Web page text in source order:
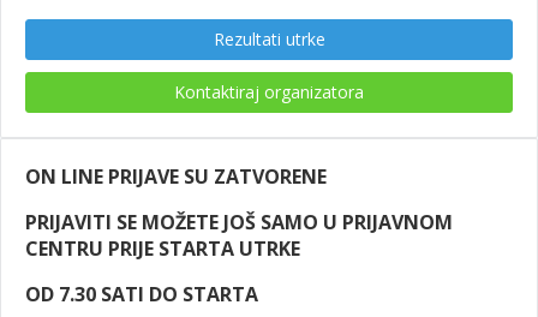
Rezultati utrke
Kontaktiraj organizatora
ON LINE PRIJAVE SU ZATVORENE
PRIJAVITI SE MOŽETE JOŠ SAMO U PRIJAVNOM
CENTRU PRIJE STARTA UTRKE
OD 7.30 SATI DO STARTA